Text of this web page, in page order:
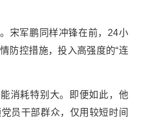
宋军鹏同样冲锋在前，24小
防控措施，投入高强度的“连
消耗特别大。即便如此，他
员干部群众，仅用较短时间